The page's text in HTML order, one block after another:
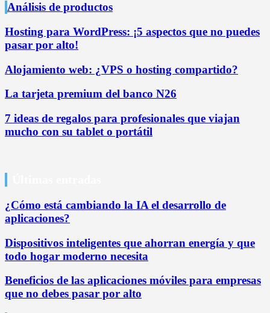
Análisis de productos
Hosting para WordPress: ¡5 aspectos que no puedes
pasar por alto!
Alojamiento web: ¿VPS o hosting compartido?
La tarjeta premium del banco N26
7 ideas de regalos para profesionales que viajan
mucho con su tablet o portátil
¿Cómo está cambiando la IA el desarrollo de
aplicaciones?
Dispositivos inteligentes que ahorran energía y que
todo hogar moderno necesita
Beneficios de las aplicaciones móviles para empresas
que no debes pasar por alto